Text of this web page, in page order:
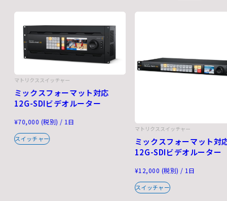
マトリクススイッチャー
ミックスフォーマット対応
12G-SDIビデオルーター
¥70,000 (税別) / 1日
スイッチャー
マトリクススイッチャー
ミックスフォーマット対
12G-SDIビデオルーター
¥12,000 (税別) / 1日
スイッチャー